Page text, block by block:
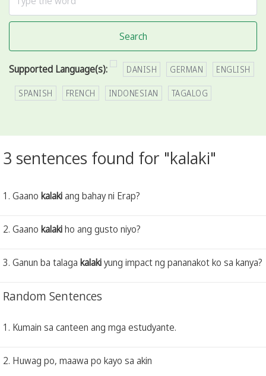
Search
Supported Language(s): DANISH GERMAN ENGLISH
SPANISH FRENCH INDONESIAN TAGALOG
3 sentences found for "kalaki"
1. Gaano kalakiang bahay ni Erap?
2. Gaano kalakiho ang gusto niyo?
3. Ganun ba talaga kalakiyung impact ng pananakot ko sa kanya?
Random Sentences
1. Kumain sa canteen ang mga estudyante.
2. Huwag po, maawa po kayo sa akin